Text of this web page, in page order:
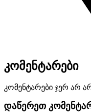
კომენტარები
კომენტარები ჯერ არ
დაწერეთ